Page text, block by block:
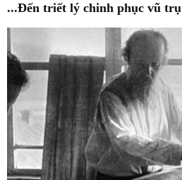
...Đến triết lý chinh phục vũ trụ